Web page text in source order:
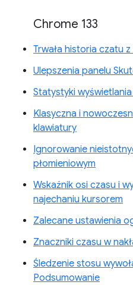
Chrome 133
Trwała historia czatu z
Ulepszenia panelu
Statystyki
Klasyczna i
klawiatury
Ignorowanie
płomieniowym
Wskaźnik osi czasu i
najechaniu kursorem
Zalecane ustawienia
Znaczniki czasu w
Śledzenie stosu
Podsumowanie